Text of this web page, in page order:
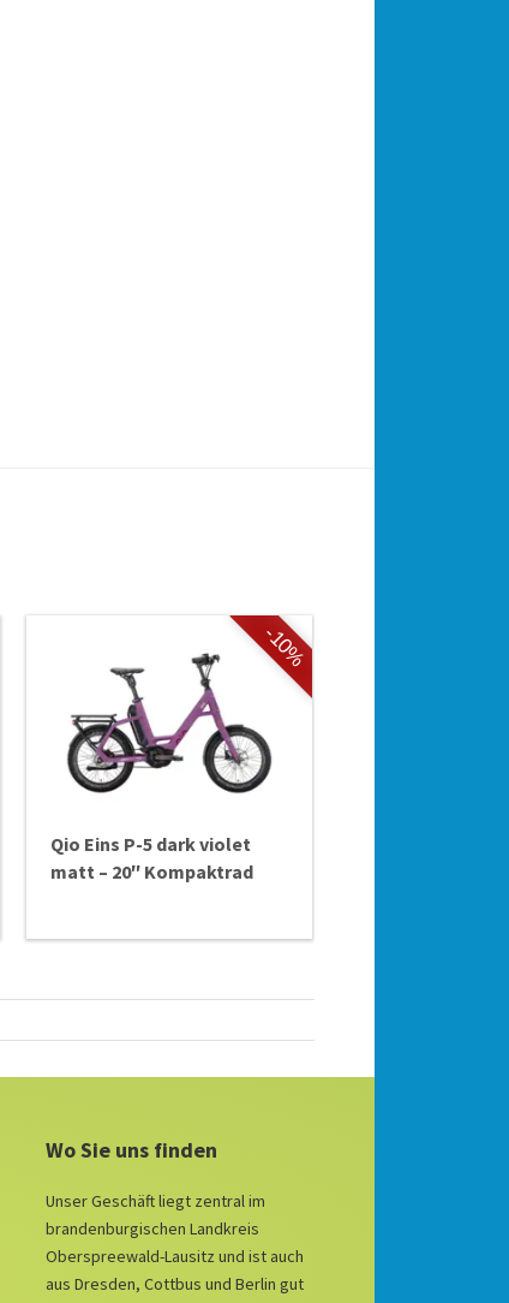
-10%
Qio Eins P-5 dark violet
matt – 20″ Kompaktrad
Wo Sie uns finden
Unser Geschäft liegt zentral im
brandenburgischen Landkreis
Oberspreewald-Lausitz und ist auch
aus Dresden, Cottbus und Berlin gut